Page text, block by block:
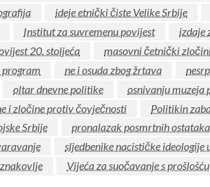
ideje etnički čiste Velike Srbije
Institut za suvremenu povijest izdaje
20. stoljeća masovni četnički zločini
ne i osuda zbog žrtava
oltar dnevne politike
osnivanju muzeja
i zločine protiv čovječnosti
Politikin
Srbije pronalazak posmrtnih
sljedbenike nacističke ideologije
Vijeća za suočavanje s prošlošću